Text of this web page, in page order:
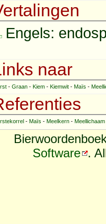
Engels:
naar
- Graan - Kiem - Kiemwit - Maïs -
- Maïs - Meelkern - Meellichaam
Software .